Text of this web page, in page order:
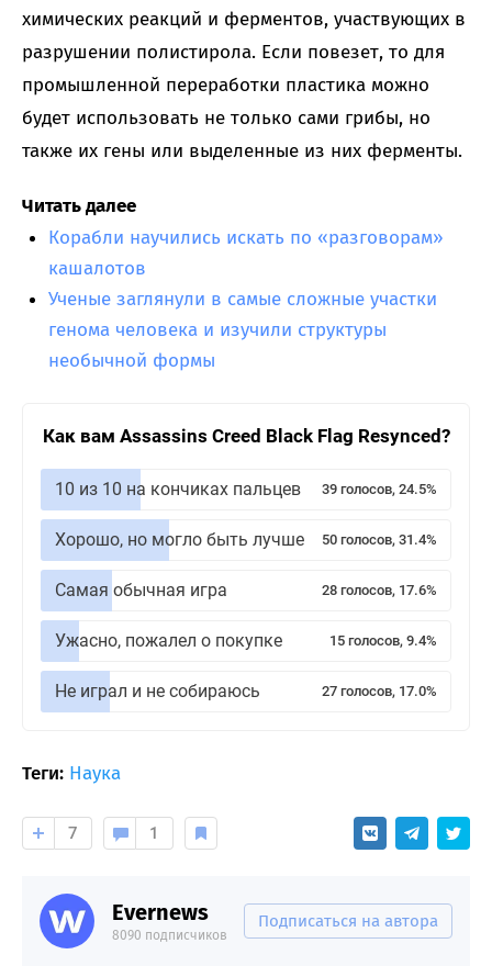
химических реакций и ферментов, участвующих в
разрушении полистирола. Если повезет, то для
промышленной переработки пластика можно
будет использовать не только сами грибы, но
также их гены или выделенные из них ферменты.
Читать далее
Корабли научились искать по «разговорам»
кашалотов
Ученые заглянули в самые сложные участки
генома человека и изучили структуры
необычной формы
Как вам Assassins Creed Black Flag Resynced?
10 из 10 на кончиках пальцев 39 голосов, 24.5%
Хорошо, но могло быть лучше 50 голосов, 31.4%
Самая обычная игра 28 голосов, 17.6%
Ужасно, пожалел о покупке 15 голосов, 9.4%
Не играл и не собираюсь 27 голосов, 17.0%
Теги: Наука
7 1
Evernews
8090 подписчиков
Подписаться на автора